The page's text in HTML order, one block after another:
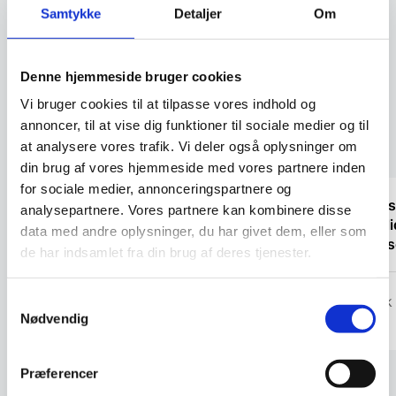
Samtykke Detaljer Om
Denne hjemmeside bruger cookies
Vi bruger cookies til at tilpasse vores indhold og
annoncer, til at vise dig funktioner til sociale medier og til
at analysere vores trafik. Vi deler også oplysninger om
din brug af vores hjemmeside med vores partnere inden
for sociale medier, annonceringspartnere og
analysepartnere. Vores partnere kan kombinere disse
data med andre oplysninger, du har givet dem, eller som
de har indsamlet fra din brug af deres tjenester.
Nødvendig
Præferencer
79,95DKK
Kundetilfredshed
“Ekspert i hvidevarer “
Kris
“Fedt
købe
Henrik